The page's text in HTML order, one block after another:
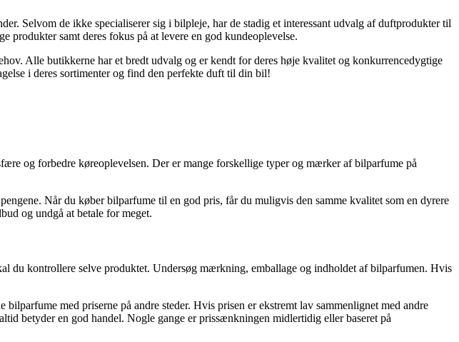
Selvom de ikke specialiserer sig i bilpleje, har de stadig et interessant udvalg af duftprodukter til
samt deres fokus på at levere en god kundeoplevelse.
Alle butikkerne har et bredt udvalg og er kendt for deres høje kvalitet og konkurrencedygtige
i deres sortimenter og find den perfekte duft til din bil!
og forbedre køreoplevelsen. Der er mange forskellige typer og mærker af bilparfume på
Når du køber bilparfume til en god pris, får du muligvis den samme kvalitet som en dyrere
og undgå at betale for meget.
du kontrollere selve produktet. Undersøg mærkning, emballage og indholdet af bilparfumen. Hvis
med priserne på andre steder. Hvis prisen er ekstremt lav sammenlignet med andre
betyder en god handel. Nogle gange er prissænkningen midlertidig eller baseret på